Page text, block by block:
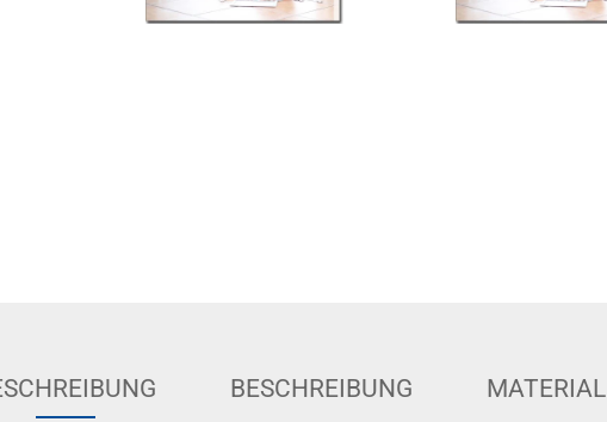
BESCHREIBUNG MATERIAL